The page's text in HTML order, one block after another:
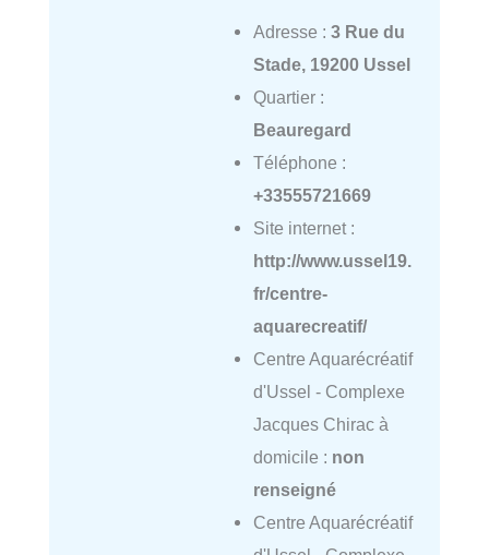
Adresse : 3 Rue du
Stade, 19200 Ussel
Quartier :
Beauregard
Téléphone :
+33555721669
Site internet :
http://www.ussel19.
fr/centre-
aquarecreatif/
Centre Aquarécréatif
d'Ussel - Complexe
Jacques Chirac à
domicile : non
renseigné
Centre Aquarécréatif